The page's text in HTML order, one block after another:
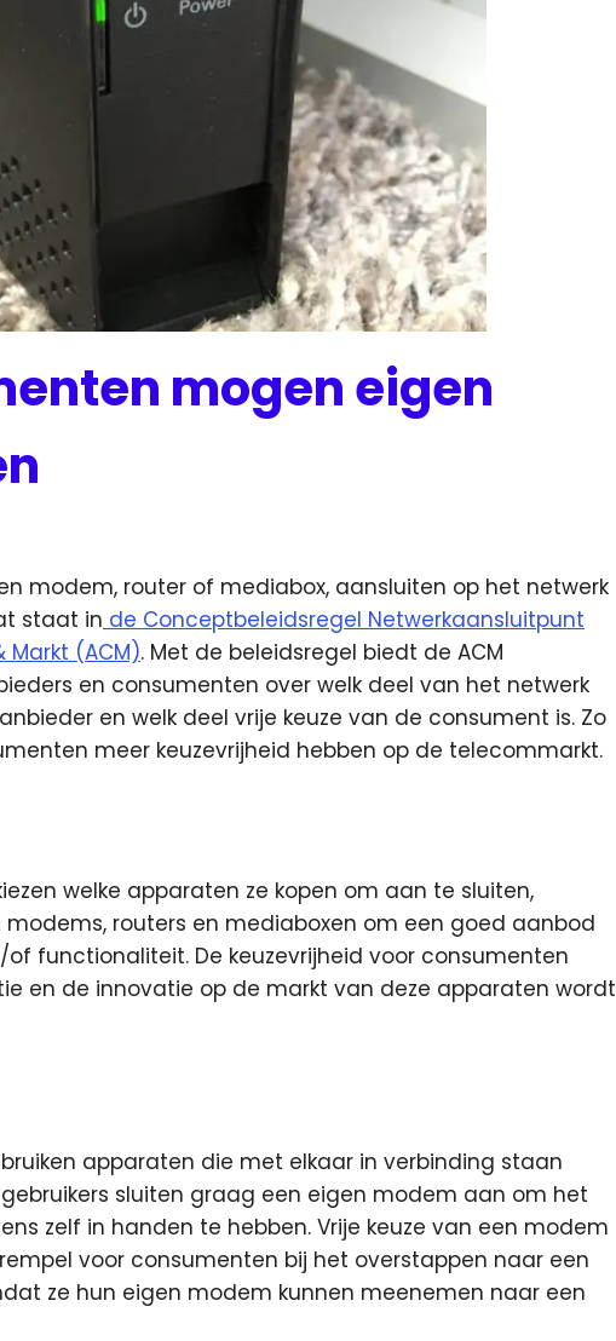
mogen eigen
modem, router of mediabox, aansluiten op het netwerk
staat in de Conceptbeleidsregel Netwerkaansluitpunt
(ACM). Met de beleidsregel biedt de ACM
en consumenten over welk deel van het netwerk
en welk deel vrije keuze van de consument is. Zo
meer keuzevrijheid hebben op de telecommarkt.
welke apparaten ze kopen om aan te sluiten,
routers en mediaboxen om een goed aanbod
functionaliteit. De keuzevrijheid voor consumenten
en de innovatie op de markt van deze apparaten wordt
apparaten die met elkaar in verbinding staan
sluiten graag een eigen modem aan om het
zelf in handen te hebben. Vrije keuze van een modem
voor consumenten bij het overstappen naar een
ze hun eigen modem kunnen meenemen naar een